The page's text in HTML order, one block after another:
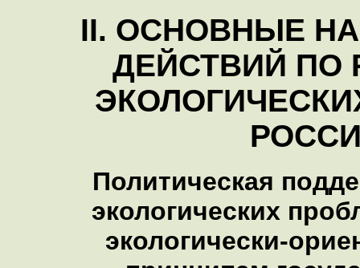
II. ОСНОВНЫЕ
ДЕЙСТВИЙ
Политическая
экологических
экологически-